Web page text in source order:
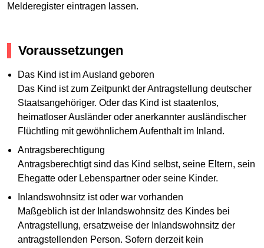
Melderegister eintragen lassen.
Voraussetzungen
Das Kind ist im Ausland geboren
Das Kind ist zum Zeitpunkt der Antragstellung deutscher
Staatsangehöriger. Oder das Kind ist staatenlos,
heimatloser Ausländer oder anerkannter ausländischer
Flüchtling mit gewöhnlichem Aufenthalt im Inland.
Antragsberechtigung
Antragsberechtigt sind das Kind selbst, seine Eltern, sein
Ehegatte oder Lebenspartner oder seine Kinder.
Inlandswohnsitz ist oder war vorhanden
Maßgeblich ist der Inlandswohnsitz des Kindes bei
Antragstellung, ersatzweise der Inlandswohnsitz der
antragstellenden Person. Sofern derzeit kein